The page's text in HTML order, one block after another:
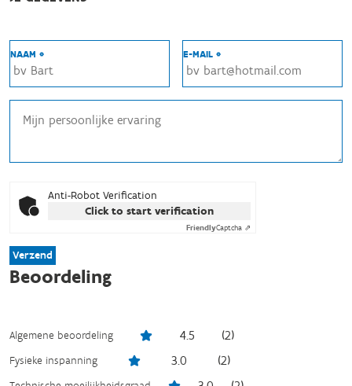
NAAM * E-MAIL *
Anti-Robot Verification
Click to start verification
FriendlyCaptcha ⇗
Verzend
Beoordeling
Algemene beoordeling 4.5 (2)
Fysieke inspanning 3.0 (2)